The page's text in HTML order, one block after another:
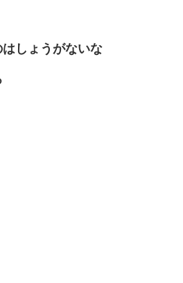
しょうがないな